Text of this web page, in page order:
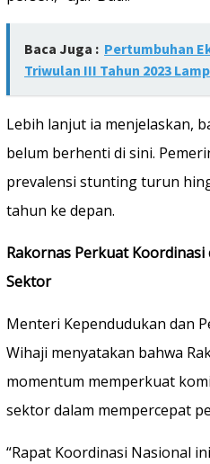
Baca Juga : Pertumbuhan
Triwulan III Tahun 2023
Lebih lanjut ia menjelaskan,
belum berhenti di sini.
prevalensi stunting turun
tahun ke depan.
Rakornas Perkuat
Sektor
Menteri Kependudukan dan
Wihaji menyatakan bahwa
momentum memperkuat
sektor dalam mempercepat
“Rapat Koordinasi Nasional